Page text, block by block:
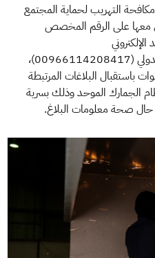
التهريب لحماية المجتمع
معها على الرقم المخصص
البريد الإلكتروني
(1910@zatca.gov.sa) والرقم الدولي (00966114208417)،
باستقبال البلاغات المرتبطة
الجمارك الموحد وذلك بسرية
حال صحة معلومات البلاغ.